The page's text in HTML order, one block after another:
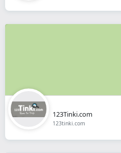
123Tinki.com
123tinki.com